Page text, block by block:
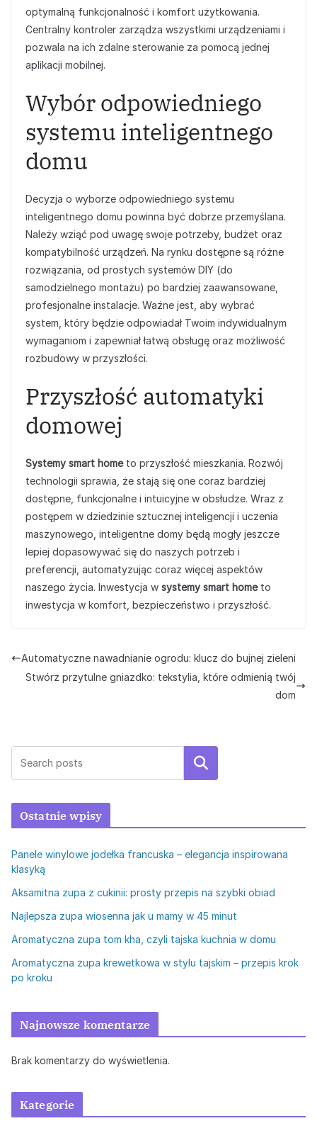
optymalną funkcjonalność i komfort użytkowania.
Centralny kontroler zarządza wszystkimi urządzeniami i
pozwala na ich zdalne sterowanie za pomocą jednej
aplikacji mobilnej.
Wybór odpowiedniego
systemu inteligentnego
domu
Decyzja o wyborze odpowiedniego systemu
inteligentnego domu powinna być dobrze przemyślana.
Należy wziąć pod uwagę swoje potrzeby, budżet oraz
kompatybilność urządzeń. Na rynku dostępne są różne
rozwiązania, od prostych systemów DIY (do
samodzielnego montażu) po bardziej zaawansowane,
profesjonalne instalacje. Ważne jest, aby wybrać
system, który będzie odpowiadał Twoim indywidualnym
wymaganiom i zapewniał łatwą obsługę oraz możliwość
rozbudowy w przyszłości.
Przyszłość automatyki
domowej
Systemy smart hometo przyszłość mieszkania. Rozwój
technologii sprawia, że stają się one coraz bardziej
dostępne, funkcjonalne i intuicyjne w obsłudze. Wraz z
postępem w dziedzinie sztucznej inteligencji i uczenia
maszynowego, inteligentne domy będą mogły jeszcze
lepiej dopasowywać się do naszych potrzeb i
preferencji, automatyzując coraz więcej aspektów
naszego życia. Inwestycja w systemy smart hometo
inwestycja w komfort, bezpieczeństwo i przyszłość.
Automatyczne nawadnianie ogrodu: klucz do bujnej zieleni
Stwórz przytulne gniazdko: tekstylia, które odmienią twój
dom
Szukaj
Ostatnie wpisy
Panele winylowe jodełka francuska – elegancja inspirowana
klasyką
Aksamitna zupa z cukinii: prosty przepis na szybki obiad
Najlepsza zupa wiosenna jak u mamy w 45 minut
Aromatyczna zupa tom kha, czyli tajska kuchnia w domu
Aromatyczna zupa krewetkowa w stylu tajskim – przepis krok
po kroku
Najnowsze komentarze
Brak komentarzy do wyświetlenia.
Kategorie